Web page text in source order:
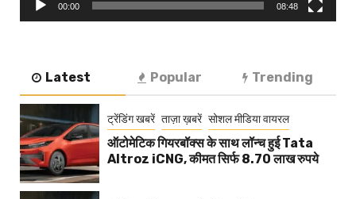
00:00 08:48
Latest Popular Trending
ट्रेंडिंग खबरें ताज़ा ख़बरें सोशल मीडिया वायरल
ऑटोमेटिक गियरबॉक्स के साथ लॉन्च हुई Tata
Altroz iCNG, कीमत सिर्फ 8.70 लाख रुपये